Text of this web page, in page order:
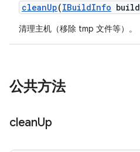
cleanUp(IBuildInfo build
清理主机（移除 tmp 文件等）。
公共方法
cleanUp